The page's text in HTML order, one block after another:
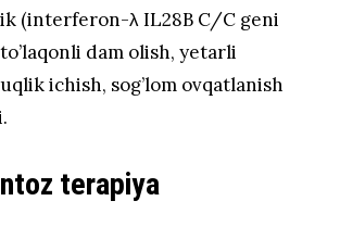
(interferon-λ IL28B C/C geni
dam olish, yetarli
ichish, sog’lom ovqatlanish
terapiya